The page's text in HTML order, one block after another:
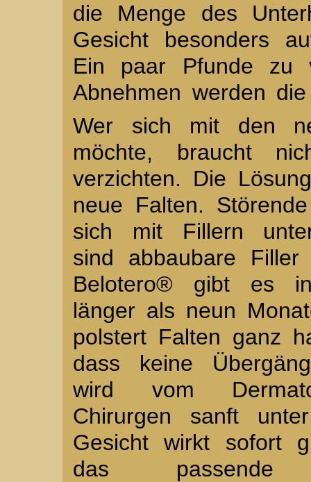
die Menge des
Gesicht besonders
Ein paar Pfunde zu
Abnehmen werden
Wer sich mit den
möchte, braucht
verzichten. Die
neue Falten.
sich mit Fillern
sind abbaubare Filler
Belotero® gibt es
länger als neun
polstert Falten ganz
dass keine
wird vom
Chirurgen sanft
Gesicht wirkt sofort
das passende